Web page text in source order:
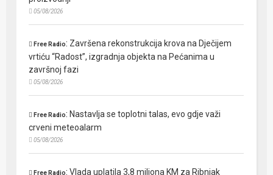
05/08/2026
Free Radio: Završena rekonstrukcija krova na Dječijem
vrtiću “Radost”, izgradnja objekta na Pećanima u
završnoj fazi
05/08/2026
Free Radio: Nastavlja se toplotni talas, evo gdje važi
crveni meteoalarm
05/08/2026
Free Radio:Vlada uplatila 3,8 miliona KM za Ribnjak